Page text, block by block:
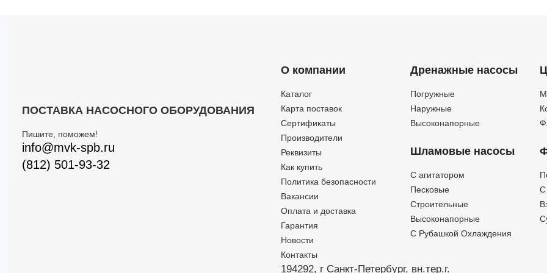
ПОСТАВКА НАСОСНОГО ОБОРУДОВАНИЯ
Пишите, поможем!
info@mvk-spb.ru
(812) 501-93-32
О компании
Каталог
Карта поставок
Сертификаты
Производители
Реквизиты
Как купить
Политика безопасности
Вакансии
Оплата и доставка
Гарантия
Новости
Контакты
Дренажные насосы
Погружные
Наружные
Высоконапорные
Шламовые насосы
C агитатором
Песковые
Строительные
Высоконапорные
С Рубашкой Охлаждения
194292, г Санкт-Петербург, вн.тер.г.